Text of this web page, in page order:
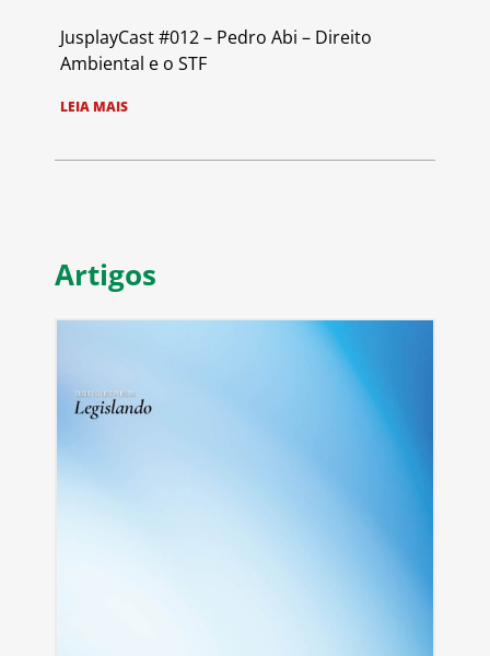
JusplayCast #012 – Pedro Abi – Direito
Ambiental e o STF
LEIA MAIS
Artigos